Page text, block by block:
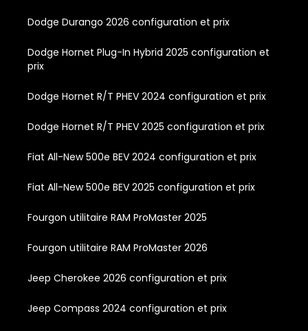
Dodge Durango 2026 configuration et prix
Dodge Hornet Plug-In Hybrid 2025 configuration et
prix
Dodge Hornet R/T PHEV 2024 configuration et prix
Dodge Hornet R/T PHEV 2025 configuration et prix
Fiat All-New 500e BEV 2024 configuration et prix
Fiat All-New 500e BEV 2025 configuration et prix
Fourgon utilitaire RAM ProMaster 2025
Fourgon utilitaire RAM ProMaster 2026
Jeep Cherokee 2026 configuration et prix
Jeep Compass 2024 configuration et prix